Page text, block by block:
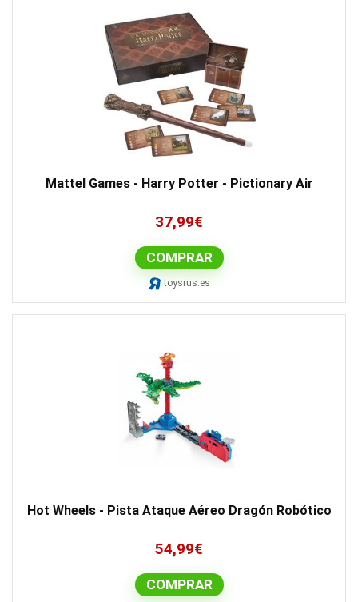
Mattel Games - Harry Potter - Pictionary Air
37,99€
COMPRAR
toysrus.es
Hot Wheels - Pista Ataque Aéreo Dragón Robótico
54,99€
COMPRAR